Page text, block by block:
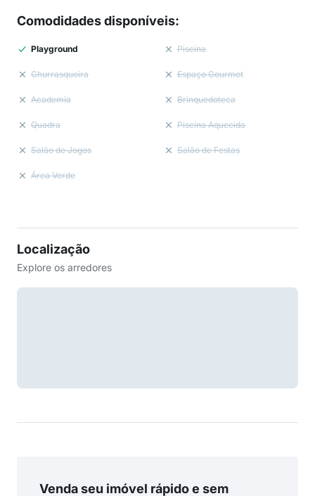
Comodidades disponíveis:
Playground Piscina
Churrasqueira Espaço Gourmet
Academia Brinquedoteca
Quadra Piscina Aquecida
Salão de Jogos Salão de Festas
Área Verde
Localização
Explore os arredores
Venda seu imóvel rápido e sem